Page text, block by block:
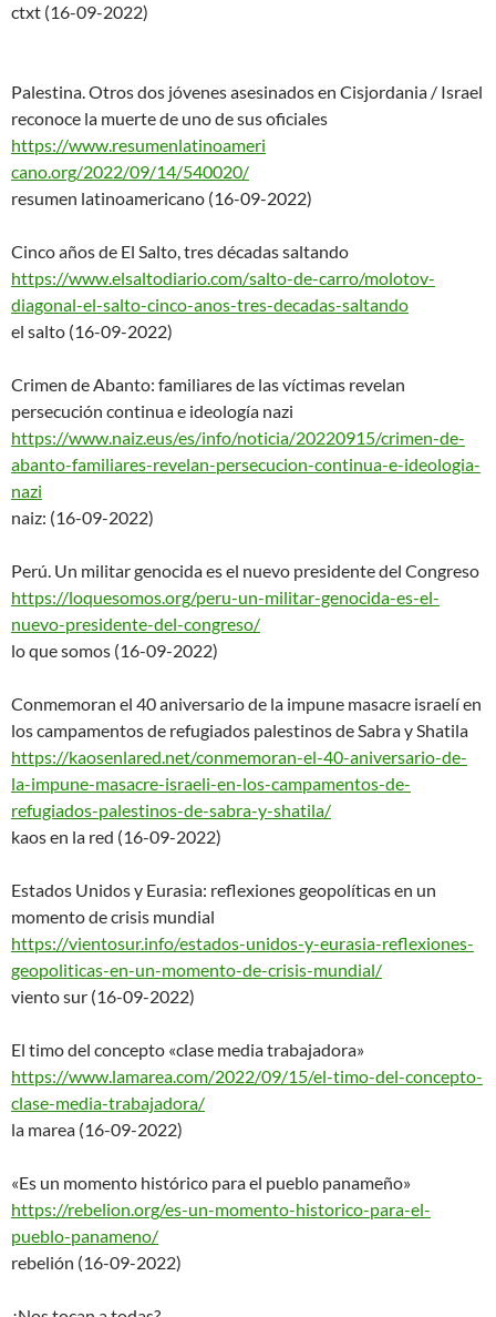
ctxt (16-09-2022)
Palestina. Otros dos jóvenes asesinados en Cisjordania / Israel
reconoce la muerte de uno de sus oficiales
https://www.resumenlatinoameri
cano.org/2022/09/14/540020/
resumen latinoamericano (16-09-2022)
Cinco años de El Salto, tres décadas saltando
https://www.elsaltodiario.com/salto-de-carro/molotov-
diagonal-el-salto-cinco-anos-tres-decadas-saltando
el salto (16-09-2022)
Crimen de Abanto: familiares de las víctimas revelan
persecución continua e ideología nazi
https://www.naiz.eus/es/info/noticia/20220915/crimen-de-
abanto-familiares-revelan-persecucion-continua-e-ideologia-
nazi
naiz: (16-09-2022)
Perú. Un militar genocida es el nuevo presidente del Congreso
https://loquesomos.org/peru-un-militar-genocida-es-el-
nuevo-presidente-del-congreso/
lo que somos (16-09-2022)
Conmemoran el 40 aniversario de la impune masacre israelí en
los campamentos de refugiados palestinos de Sabra y Shatila
https://kaosenlared.net/conmemoran-el-40-aniversario-de-
la-impune-masacre-israeli-en-los-campamentos-de-
refugiados-palestinos-de-sabra-y-shatila/
kaos en la red (16-09-2022)
Estados Unidos y Eurasia: reflexiones geopolíticas en un
momento de crisis mundial
https://vientosur.info/estados-unidos-y-eurasia-reflexiones-
geopoliticas-en-un-momento-de-crisis-mundial/
viento sur (16-09-2022)
El timo del concepto «clase media trabajadora»
https://www.lamarea.com/2022/09/15/el-timo-del-concepto-
clase-media-trabajadora/
la marea (16-09-2022)
«Es un momento histórico para el pueblo panameño»
https://rebelion.org/es-un-momento-historico-para-el-
pueblo-panameno/
rebelión (16-09-2022)